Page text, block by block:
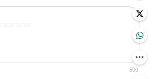
500